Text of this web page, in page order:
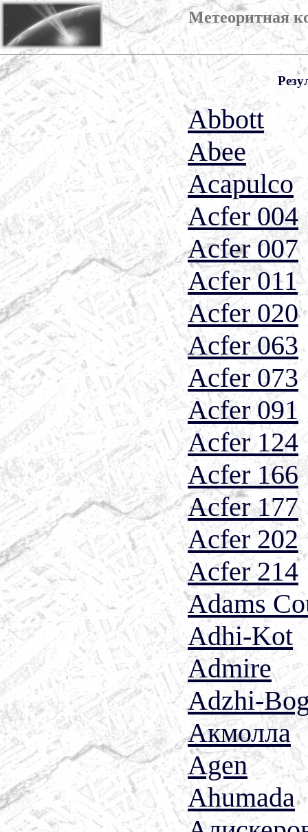
Метеоритная
Abbott
Abee
Acapulco
Acfer 004
Acfer 007
Acfer 011
Acfer 020
Acfer 063
Acfer 073
Acfer 091
Acfer 124
Acfer 166
Acfer 177
Acfer 202
Acfer 214
Adams
Adhi-Kot
Admire
Adzhi-
Акмолла
Agen
Ahumada